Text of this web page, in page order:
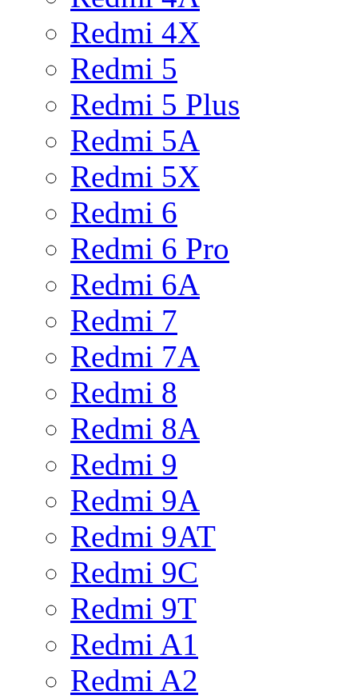
Redmi 4X
Redmi 5
Redmi 5 Plus
Redmi 5A
Redmi 5X
Redmi 6
Redmi 6 Pro
Redmi 6A
Redmi 7
Redmi 7A
Redmi 8
Redmi 8A
Redmi 9
Redmi 9A
Redmi 9AT
Redmi 9C
Redmi 9T
Redmi A1
Redmi A2